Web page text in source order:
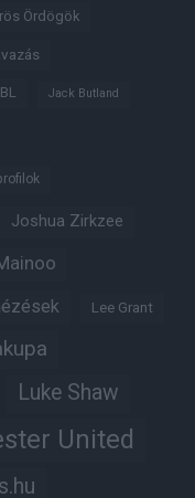
Ördögök
Jack Butland
Joshua Zirkzee
Lee Grant
Luke Shaw
United